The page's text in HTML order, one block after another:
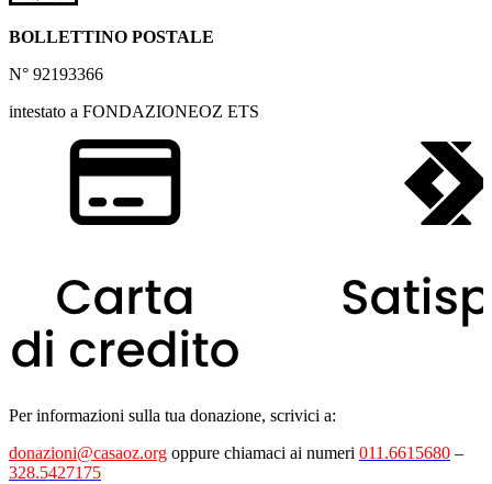
BOLLETTINO POSTALE
N° 92193366
intestato a FONDAZIONEOZ ETS
Per informazioni sulla tua donazione, scrivici a:
donazioni@casaoz.org oppure chiamaci ai numeri 011.6615680 –
328.5427175